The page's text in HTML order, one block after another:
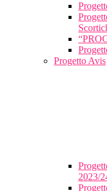
Progetto Avis
2023/